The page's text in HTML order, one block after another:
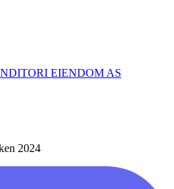
EIENDOM AS
2024